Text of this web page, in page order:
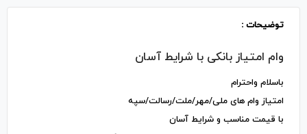
توضیحات :
وام امتیاز بانکی با شرایط آسان
باسلام واحترام
امتیاز وام های ملی/مهر/ملت/رسالت/سپه
با قیمت مناسب و شرایط آسان